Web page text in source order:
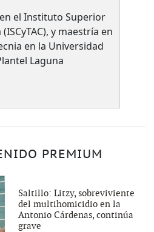
el Instituto Superior
y maestría en
en la Universidad
Laguna
PREMIUM
Saltillo: Litzy, sobreviviente
del multihomicidio en la
Antonio Cárdenas, continúa
grave